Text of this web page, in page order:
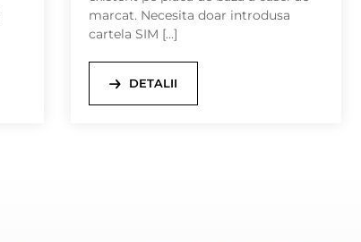
marcat. Necesita doar introdusa
cartela SIM […]
DETALII